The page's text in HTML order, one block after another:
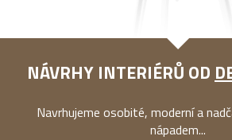
NÁVRHY INTERIÉRŮ OD
Navrhujeme osobité, moderní a
nápadem...